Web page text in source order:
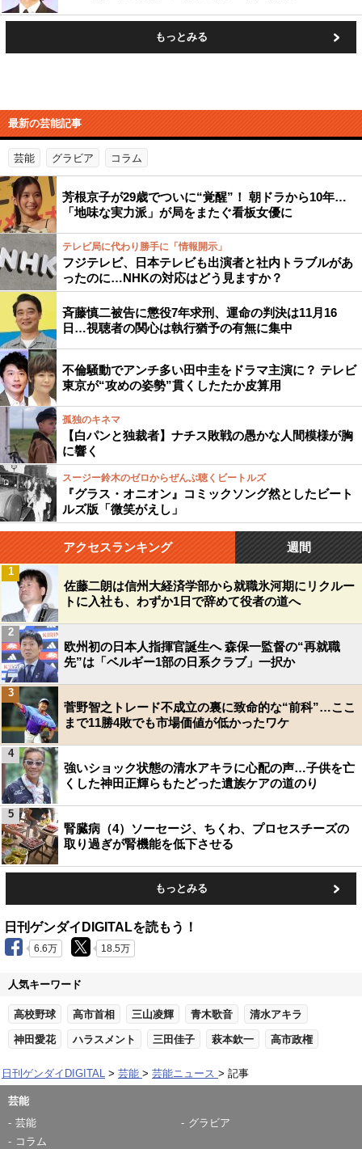
もっとみる
最新の芸能記事
芸能 グラビア コラム
芳根京子が29歳でついに“覚醒”！ 朝ドラから10年…
「地味な実力派」が局をまたぐ看板女優に
テレビ局に代わり勝手に「情報開示」
フジテレビ、日本テレビも出演者と社内トラブルがあ
ったのに…NHKの対応はどう見ますか？
斉藤慎二被告に懲役7年求刑、運命の判決は11月16
日…視聴者の関心は執行猶予の有無に集中
不倫騒動でアンチ多い田中圭をドラマ主演に？ テレビ
東京が“攻めの姿勢”貫くしたたか皮算用
孤独のキネマ
【白パンと独裁者】ナチス敗戦の愚かな人間模様が胸
に響く
スージー鈴木のゼロからぜんぶ聴くビートルズ
『グラス・オニオン』コミックソング然としたビート
ルズ版「微笑がえし」
アクセスランキング 週間
佐藤二朗は信州大経済学部から就職氷河期にリクルー
トに入社も、わずか1日で辞めて役者の道へ
1
欧州初の日本人指揮官誕生へ 森保一監督の“再就職
先”は「ベルギー1部の日系クラブ」一択か
2
菅野智之トレード不成立の裏に致命的な“前科”…ここ
まで11勝4敗でも市場価値が低かったワケ
3
強いショック状態の清水アキラに心配の声…子供を亡
くした神田正輝らもたどった遺族ケアの道のり
4
腎臓病（4）ソーセージ、ちくわ、プロセスチーズの
取り過ぎが腎機能を低下させる
5
もっとみる
日刊ゲンダイDIGITALを読もう！
6.6万 18.5万
人気キーワード
高校野球 高市首相 三山凌輝 青木歌音 清水アキラ
神田愛花 ハラスメント 三田佳子 萩本欽一 高市政権
日刊ゲンダイDIGITAL 芸能 芸能ニュース 記事
芸能
芸能
グラビア
コラム